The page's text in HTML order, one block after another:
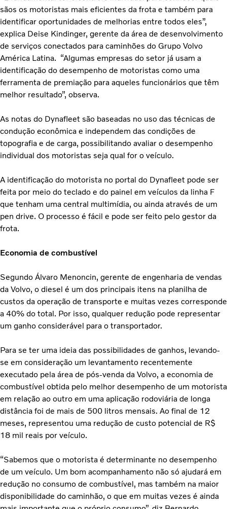
sãos os motoristas mais eficientes da frota e também para
identificar oportunidades de melhorias entre todos eles”,
explica Deise Kindinger, gerente da área de desenvolvimento
de serviços conectados para caminhões do Grupo Volvo
América Latina. “Algumas empresas do setor já usam a
identificação do desempenho de motoristas como uma
ferramenta de premiação para aqueles funcionários que têm
melhor resultado”, observa.
As notas do Dynafleet são baseadas no uso das técnicas de
condução econômica e independem das condições de
topografia e de carga, possibilitando avaliar o desempenho
individual dos motoristas seja qual for o veículo.
A identificação do motorista no portal do Dynafleet pode ser
feita por meio do teclado e do painel em veículos da linha F
que tenham uma central multimídia, ou ainda através de um
pen drive. O processo é fácil e pode ser feito pelo gestor da
frota.
Economia de combustível
Segundo Álvaro Menoncin, gerente de engenharia de vendas
da Volvo, o diesel é um dos principais itens na planilha de
custos da operação de transporte e muitas vezes corresponde
a 40% do total. Por isso, qualquer redução pode representar
um ganho considerável para o transportador.
Para se ter uma ideia das possibilidades de ganhos, levando-
se em consideração um levantamento recentemente
executado pela área de pós-venda da Volvo, a economia de
combustível obtida pelo melhor desempenho de um motorista
em relação ao outro em uma aplicação rodoviária de longa
distância foi de mais de 500 litros mensais. Ao final de 12
meses, representou uma redução de custo potencial de R$
18 mil reais por veículo.
“Sabemos que o motorista é determinante no desempenho
de um veículo. Um bom acompanhamento não só ajudará em
redução no consumo de combustível, mas também na maior
disponibilidade do caminhão, o que em muitas vezes é ainda